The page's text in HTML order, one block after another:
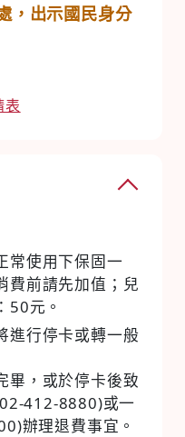
出示國民身分
表
常使用下保固一
費前請先加值；兒
50元。
進行停卡或轉一般
畢，或於停卡後致
412-8880)或一
辦理退費事宜。